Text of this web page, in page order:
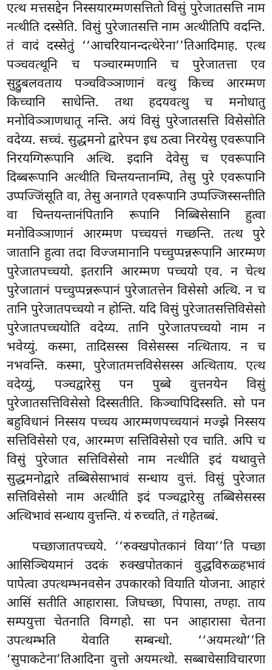
एत्थ मत्तसद्देन निस्सयारम्मणसत्तितो विसुं पुरेजातसत्ति नाम
नत्थीति दस्सेति. विसुं पुरेजातसत्ति नाम अत्थीतिपि वदन्ति.
तं वादं दस्सेतुं ‘‘आचरियानन्दत्थेरेना’’तिआदिमाह. एत्थ
पञ्चवत्थूनि च पञ्चारम्मणानि च पुरेजातत्ता एव
सुट्ठुबलवताय पञ्चविञ्ञाणानं वत्थु किच्च आरम्मण
किच्चानि साधेन्ति. तथा हदयवत्थु च मनोधातु
मनोविञ्ञाणधातू नन्ति. अयं विसुं पुरेजातसत्ति विसेसोति
वदेय्य. सच्चं. सुद्धमनो द्वारेपन इध ठत्वा निरयेसु एवरूपानि
निरयग्गिरूपानि अत्थि. इदानि देवेसु च एवरूपानि
दिब्बरूपानि अत्थीति चिन्तयन्तानम्पि, तेसु पुरे एवरूपानि
उप्पज्जिंसूति वा, तेसु अनागते एवरूपानि उप्पज्जिस्सन्तीति
वा चिन्तयन्तानंपितानि रूपानि निब्बिसेसानि हुत्वा
मनोविञ्ञाणानं आरम्मण पच्चयत्तं गच्छन्ति. तत्थ पुरे
जातानि हुत्वा तदा विज्जमानानि पच्चुप्पन्नरूपानि आरम्मण
पुरेजातपच्चयो. इतरानि आरम्मण पच्चयो एव. न चेत्थ
पुरेजातानं पच्चुप्पन्नरूपानं पुरेजातत्तेन विसेसो अत्थि. न च
तानि पुरेजातपच्चयो न होन्ति. यदि विसुं पुरेजातसत्तिविसेसो
पुरेजातपच्चयोति वदेय्य. तानि पुरेजातपच्चयो नाम न
भवेय्युं. कस्मा, तादिसस्स विसेसस्स नत्थिताय. न च
नभवन्ति. कस्मा, पुरेजातमत्तविसेसस्स अत्थिताय. एत्थ
वदेय्युं, पञ्चद्वारेसु पन पुब्बे वुत्तनयेन विसुं
पुरेजातसत्तिविसेसो दिस्सतीति. किञ्चापिदिस्सति. सो पन
बहुविधानं निस्सय पच्चय आरम्मणपच्चयानं मज्झे निस्सय
सत्तिविसेसो एव, आरम्मण सत्तिविसेसो एव चाति. अपि च
विसुं पुरेजात सत्तिविसेसो नाम नत्थीति इदं यथावुत्ते
सुद्धमनोद्वारे तब्बिसेसाभावं सन्धाय वुत्तं. विसुं पुरेजात
सत्तिविसेसो नाम अत्थीति इदं पञ्चद्वारेसु तब्बिसेसस्स
अत्थिभावं सन्धाय वुत्तन्ति. यं रुच्चति, तं गहेतब्बं.
पच्छाजातपच्चये. ‘‘रुक्खपोतकानं विया’’ति पच्छा
आसिञ्चियमानं उदकं रुक्खपोतकानं वुद्धविरुळ्हभावं
पापेत्वा उपत्थम्भनवसेन उपकारको वियाति योजना. आहारं
आसिं सतीति आहारासा. जिघच्छा, पिपासा, तण्हा. ताय
सम्पयुत्ता चेतनाति विग्गहो. सा पन आहारासा चेतना
उपत्थम्भति येवाति सम्बन्धो. ‘‘अयमत्थो’’ति
‘सुपाकटेना’तिआदिना वुत्तो अयमत्थो. सब्बाचेसाविचारणा